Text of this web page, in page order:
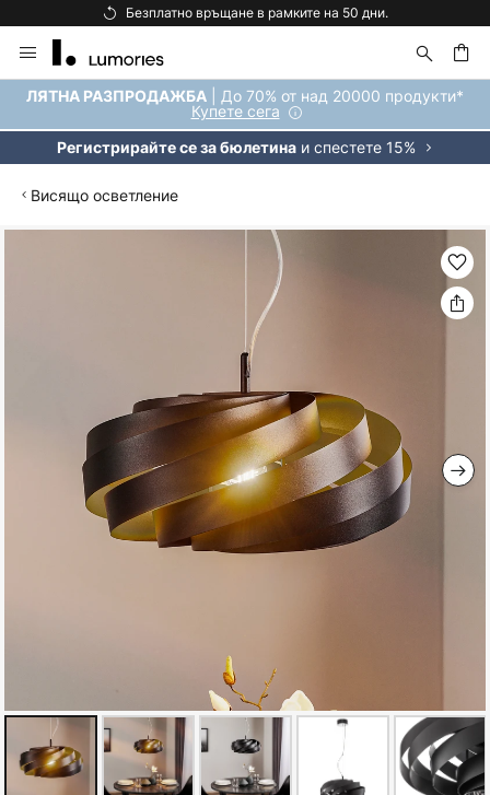
Безплатно връщане в рамките на 50 дни.
Прескачане
към
съдържанието
ЛЯТНА РАЗПРОДАЖБА | До 70% от над 20000 продукти*
Купете сега
Регистрирайте се за бюлетинаи спестете 15%
Висящо осветление
изображенията